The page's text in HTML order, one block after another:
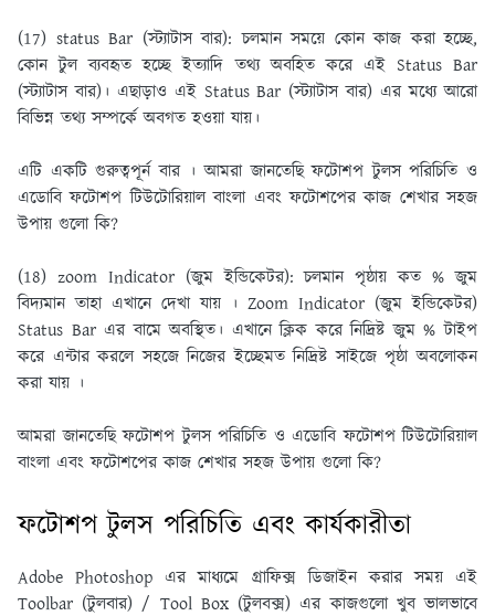
(17) status Bar (স্ট্যাটাস বার): চলমান সময়ে কোন কাজ করা হচ্ছে,
কোন টুল ব্যবহৃত হচ্ছে ইত্যাদি তথ্য অবহিত করে এই Status Bar
(স্ট্যাটাস বার)। এছাড়াও এই Status Bar (স্ট্যাটাস বার) এর মধ্যে আরাে
বিভিন্ন তথ্য সম্পর্কে অবগত হওয়া যায়।
এটি একটি গুরুত্বপূর্ন বার । আমরা জানতেছি ফটোশপ টুলস পরিচিতি ও
এডোবি ফটোশপ টিউটোরিয়াল বাংলা এবং ফটোশপের কাজ শেখার সহজ
উপায় গুলো কি?
(18) zoom Indicator (জুম ইন্ডিকেটর): চলমান পৃষ্ঠায় কত % জুম
বিদ্যমান তাহা এখানে দেখা যায় । Zoom Indicator (জুম ইন্ডিকেটর)
Status Bar এর বামে অবস্থিত। এখানে ক্লিক করে নিদ্রিষ্ট জুম % টাইপ
করে এন্টার করলে সহজে নিজের ইচ্ছেমত নিদ্রিষ্ট সাইজে পৃষ্ঠা অবলােকন
করা যায় ।
আমরা জানতেছি ফটোশপ টুলস পরিচিতি ও এডোবি ফটোশপ টিউটোরিয়াল
বাংলা এবং ফটোশপের কাজ শেখার সহজ উপায় গুলো কি?
ফটোশপ টুলস পরিচিতি এবং কার্যকারীতা
Adobe Photoshop এর মাধ্যমে গ্রাফিক্স ডিজাইন করার সময় এই
Toolbar (টুলবার) / Tool Box (টুলবক্স) এর কাজগুলাে খুব ভালভাবে